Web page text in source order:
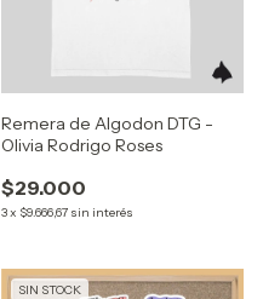
Remera de Algodon DTG -
Olivia Rodrigo Roses
$29.000
3x $9.666,67 sin interés
SIN STOCK